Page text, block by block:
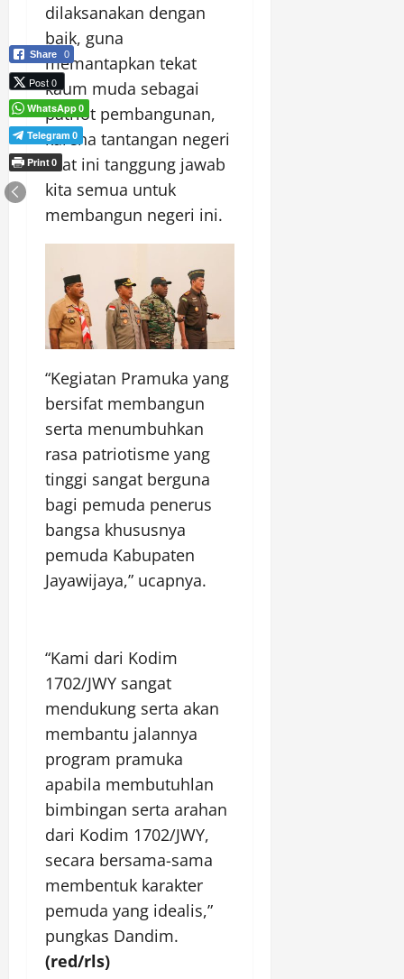
dilaksanakan dengan
baik, guna
memantapkan tekat
kaum muda sebagai
patriot pembangunan,
karena tantangan negeri
saat ini tanggung jawab
kita semua untuk
membangun negeri ini.
“Kegiatan Pramuka yang
bersifat membangun
serta menumbuhkan
rasa patriotisme yang
tinggi sangat berguna
bagi pemuda penerus
bangsa khususnya
pemuda Kabupaten
Jayawijaya,” ucapnya.
“Kami dari Kodim
1702/JWY sangat
mendukung serta akan
membantu jalannya
program pramuka
apabila membutuhlan
bimbingan serta arahan
dari Kodim 1702/JWY,
secara bersama-sama
membentuk karakter
pemuda yang idealis,”
pungkas Dandim.
(red/rls)
Share 0
Post 0
WhatsApp0
Telegram 0
Print0